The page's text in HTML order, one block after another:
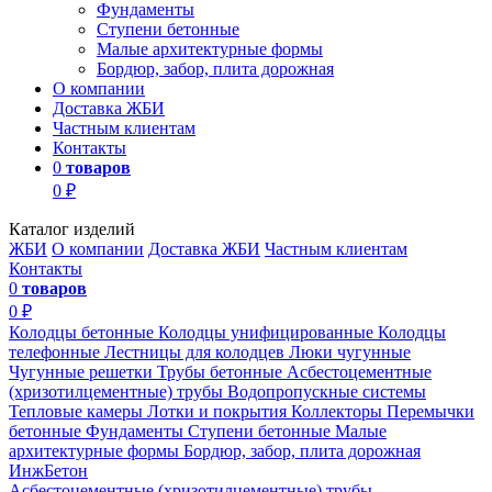
Фундаменты
Ступени бетонные
Малые архитектурные формы
Бордюр, забор, плита дорожная
О компании
Доставка ЖБИ
Частным клиентам
Контакты
0 товаров
0 ₽
Каталог изделий
ЖБИ О компании Доставка ЖБИ Частным клиентам
Контакты
0 товаров
0 ₽
Колодцы бетонные Колодцы унифицированные Колодцы
телефонные Лестницы для колодцев Люки чугунные
Чугунные решетки Трубы бетонные Асбестоцементные
(хризотилцементные) трубы Водопропускные системы
Тепловые камеры Лотки и покрытия Коллекторы Перемычки
бетонные Фундаменты Ступени бетонные Малые
архитектурные формы Бордюр, забор, плита дорожная
ИнжБетон